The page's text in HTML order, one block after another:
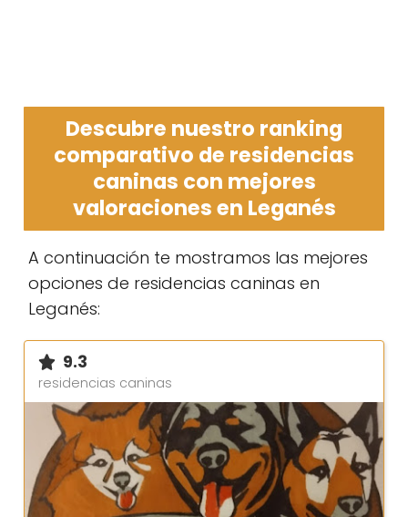
Descubre nuestro ranking
comparativo de residencias
caninas con mejores
valoraciones en Leganés
A continuación te mostramos las mejores
opciones de residencias caninas en
Leganés:
9.3
residencias caninas